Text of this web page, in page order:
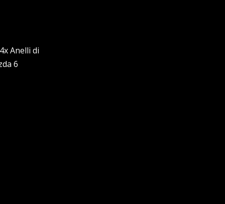
Anelli di
6